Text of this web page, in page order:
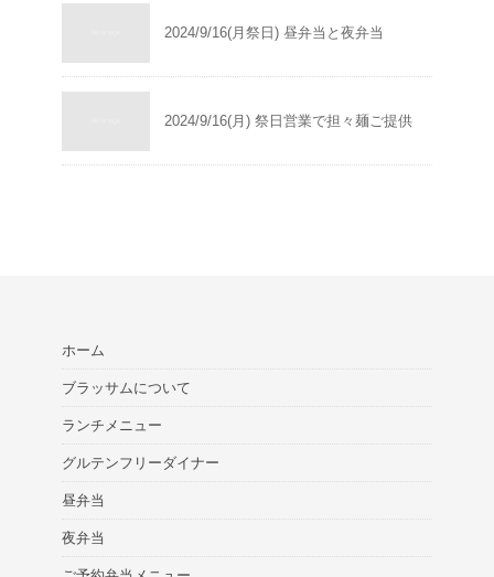
2024/9/16(月祭日) 昼弁当と夜弁当
2024/9/16(月) 祭日営業で担々麺ご提供
ホーム
ブラッサムについて
ランチメニュー
グルテンフリーダイナー
昼弁当
夜弁当